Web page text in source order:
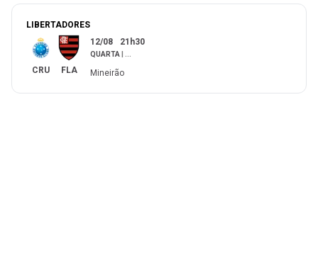
LIBERTADORES
CRU FLA
12/08 21h30
QUARTA ...
Mineirão